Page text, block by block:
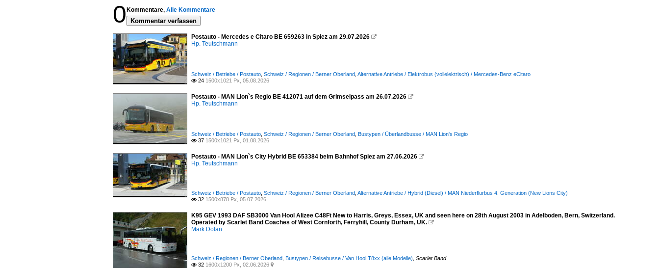
0 Kommentare, Alle Kommentare
Kommentar verfassen
Postauto - Mercedes e Citaro BE 659263 in Spiez am 29.07.2026 
Hp. Teutschmann
Schweiz / Betriebe / Postauto Schweiz / Regionen / Berner Oberland Alternative Antriebe / Elektrobus (vollelektrisch) / Mercedes-Benz eCitaro
 24 1500x1021 Px, 05.08.2026
Postauto - MAN Lion`s Regio BE 412071 auf dem Grimselpass am 26.07.2026 
Hp. Teutschmann
Schweiz / Betriebe / Postauto Schweiz / Regionen / Berner Oberland Bustypen / Überlandbusse / MAN Lion's Regio
 37 1500x1021 Px, 01.08.2026
Postauto - MAN Lion`s City Hybrid BE 653384 beim Bahnhof Spiez am 27.06.2026 
Hp. Teutschmann
Schweiz / Betriebe / Postauto Schweiz / Regionen / Berner Oberland Alternative Antriebe / Hybrid (Diesel) / MAN Niederflurbus 4. Generation (New Lions City)
 32 1500x878 Px, 05.07.2026
K95 GEV 1993 DAF SB3000 Van Hool Alizee C48Ft New to Harris, Greys, Essex, UK and seen here on 28th August 2003 in Adelboden, Bern, Switzerland.
Operated by Scarlet Band Coaches of West Cornforth, Ferryhill, County Durham, UK. 
Mark Dolan
Schweiz / Regionen / Berner Oberland Bustypen / Reisebusse / Van Hool T8xx (alle Modelle) Scarlet Band
 32 1600x1200 Px, 02.06.2026 